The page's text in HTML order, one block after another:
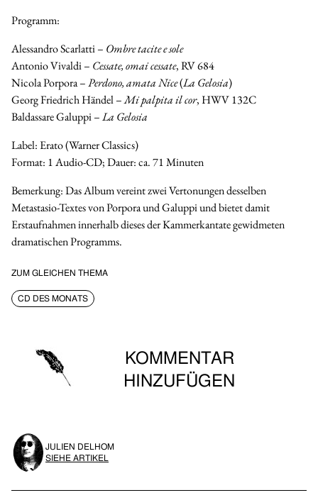
Programm:
Alessandro Scarlatti – Ombre tacite e sole
Antonio Vivaldi – Cessate, omai cessate, RV 684
Nicola Porpora –Perdono, amata Nice(La Gelosia)
Georg Friedrich Händel –Mi palpita il cor, HWV 132C
Baldassare Galuppi –La Gelosia
Label:Erato (Warner Classics)
Format: 1 Audio-CD; Dauer: ca. 71 Minuten
Bemerkung:Das Album vereint zwei Vertonungen desselben
Metastasio-Textes von Porpora und Galuppi und bietet damit
Erstaufnahmen innerhalb dieses der Kammerkantate gewidmeten
dramatischen Programms.
ZUM GLEICHEN THEMA
CD DES MONATS
KOMMENTAR
HINZUFÜGEN
Sie müssen eingeloggt sein, um Kommentare abgeben zu
können.
ANMELDEN
JULIEN DELHOM
SIEHE ARTIKEL